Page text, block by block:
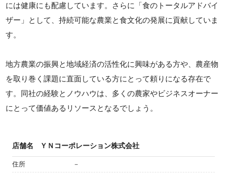
には健康にも配慮しています。さらに「食のトータルアドバイ
ザー」として、持続可能な農業と食文化の発展に貢献していま
す。
地方農業の振興と地域経済の活性化に興味がある方や、農産物
を取り巻く課題に直面している方にとって頼りになる存在で
す。同社の経験とノウハウは、多くの農家やビジネスオーナー
にとって価値あるリソースとなるでしょう。
店舗名 ＹＮコーポレーション株式会社
住所 －